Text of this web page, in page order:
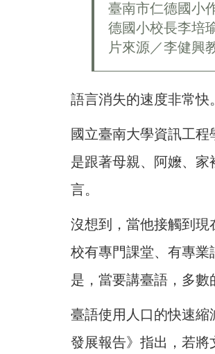
臺南市仁德國小
德國小校長李培
片來源／李健興
語言消失的速度非常快。
國立臺南大學資訊工
是跟著母親、阿嬤、
言。
沒想到，當他接觸到
校有專門課堂、有專業
是，當要講臺語，多數
臺語使用人口的快速
發展報告》指出，若